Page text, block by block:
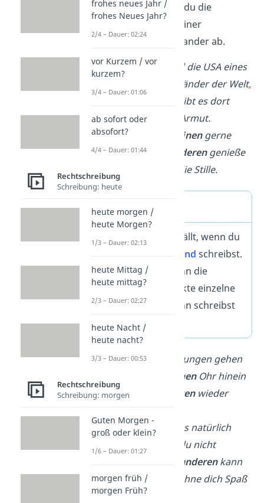
Komma. So grenzt du die
einzelnen Punkte einer
Aufzählung voneinander ab.
Zum einen
sind die USA eines
der reichsten Länder der Welt,
gibt es dort
aber auch viel Armut.
Ich höre
zum einengerne
Musik, zum anderengenieße
ich aber auch die Stille.
Merke
Das Komma entfällt, wenn du
und schreibst.
Gleiches gilt, wenn die
Aufzählungspunkte einzelne
Sätze bilden: Dann schreibst
du einen
Solche Beleidigungen gehen
zum einenOhr hinein
und
zum anderenwieder
Zum einen
ist es natürlich
schade, wenn du nicht
Zum anderenkann
ich aber auch ohne dich Spaß
haben.
frohes neues Jahr /
frohes Neues Jahr?
2/4 – Dauer: 02:24
vor Kurzem / vor
kurzem?
3/4 – Dauer: 01:06
ab sofort oder
absofort?
4/4 – Dauer: 01:44
Rechtschreibung
Schreibung: heute
heute morgen /
heute Morgen?
1/3 – Dauer: 02:13
heute Mittag /
heute mittag?
2/3 – Dauer: 02:27
heute Nacht /
heute nacht?
3/3 – Dauer: 00:53
Rechtschreibung
Schreibung: morgen
Guten Morgen -
groß oder klein?
1/6 – Dauer: 01:27
morgen früh /
morgen Früh?